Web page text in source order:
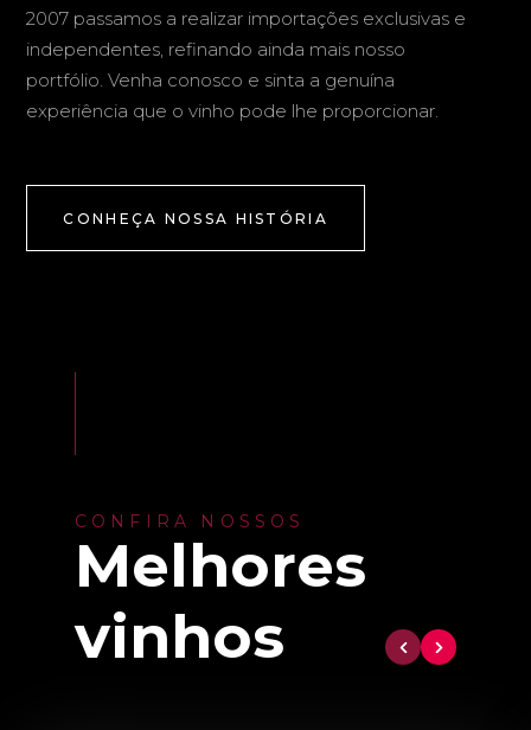
2007 passamos a realizar importações exclusivas e
independentes, refinando ainda mais nosso
portfólio. Venha conosco e sinta a genuína
experiência que o vinho pode lhe proporcionar.
CONHEÇA NOSSA HISTÓRIA
CONFIRA NOSSOS
Melhores
vinhos